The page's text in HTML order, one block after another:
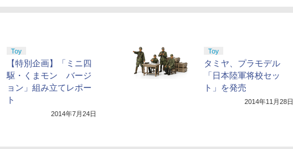
Toy
【特別企画】「ミニ四
駆・くまモン バージ
ョン」組み立てレポー
ト
2014年7月24日
Toy
タミヤ、プラモデル
「日本陸軍将校セッ
ト」を発売
2014年11月28日